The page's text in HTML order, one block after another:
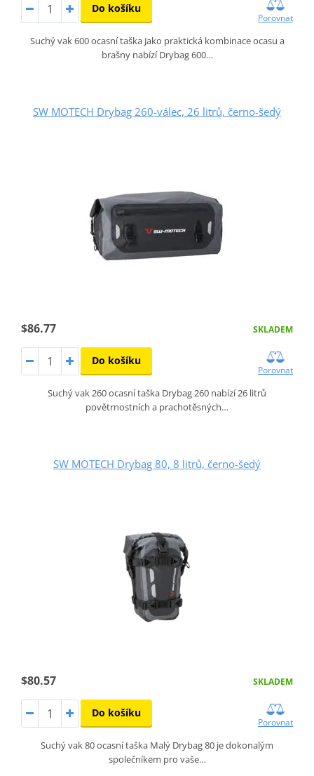
Do košíku
Porovnat
Suchý vak 600 ocasní taška Jako praktická kombinace ocasu a
brašny nabízí Drybag 600…
SW MOTECH Drybag 260-válec, 26 litrů, černo-šedý
$86.77 SKLADEM
Do košíku
Porovnat
Suchý vak 260 ocasní taška Drybag 260 nabízí 26 litrů
povětrnostních a prachotěsných…
SW MOTECH Drybag 80, 8 litrů, černo-šedý
$80.57 SKLADEM
Do košíku
Porovnat
Suchý vak 80 ocasní taška Malý Drybag 80 je dokonalým
společníkem pro vaše…